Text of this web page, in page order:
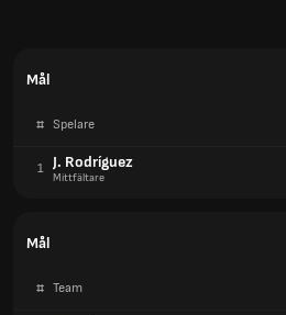
Mål
# Spelare
1 J. Rodríguez
Mittfältare
Mål
# Team